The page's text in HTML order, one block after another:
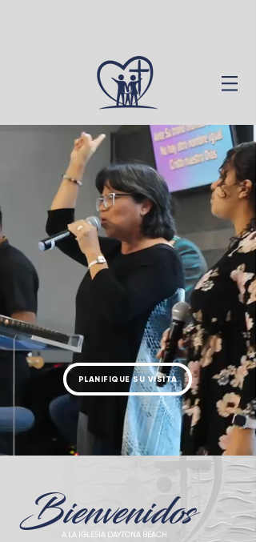
PLANIFIQUE SU VISITA
A LA IGLESIA DAYTONA BEACH
Bienvenidos